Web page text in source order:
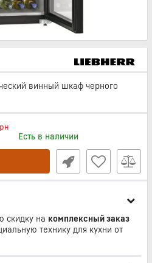
винный шкаф черного
Есть в наличии
скидку на комплексный заказ
технику для кухни от